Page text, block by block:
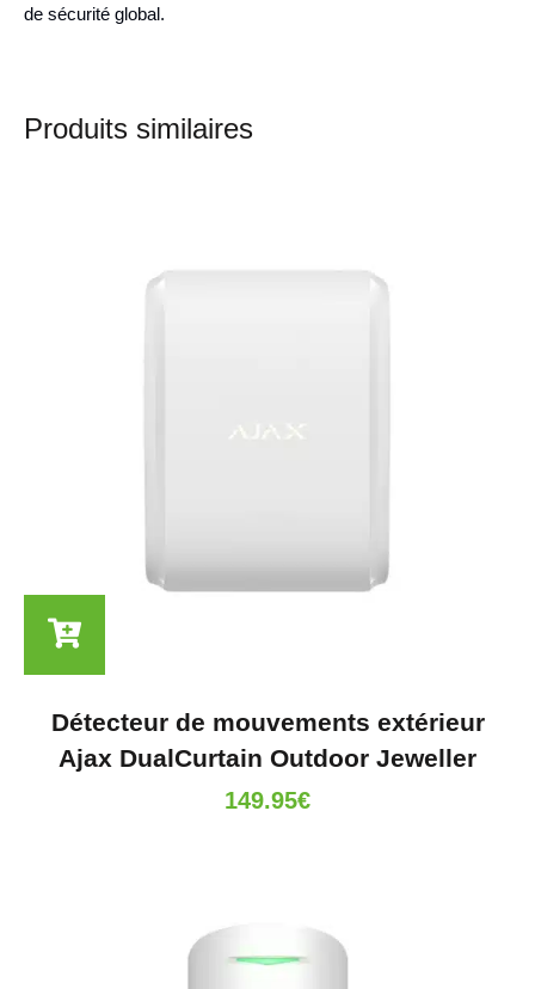
de sécurité global.
Produits similaires
Détecteur de mouvements extérieur
Ajax DualCurtain Outdoor Jeweller
149.95€